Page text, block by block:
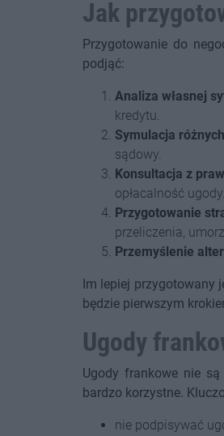
Jak
Przygotowanie do
podjąć:
Analiza własnej
kredytu.
Symulacja
sądowy.
Konsultacja z
opłacalność ugody.
Przygotowanie
przeliczenia,
Przemyślenie
Im lepiej przygotowany
będzie pierwszym
Ugody
Ugody frankowe nie
bardzo korzystne.
nie podpisywać